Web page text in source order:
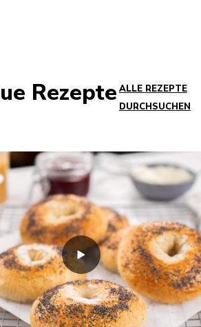
Rezepte ALLE REZEPTE
DURCHSUCHEN